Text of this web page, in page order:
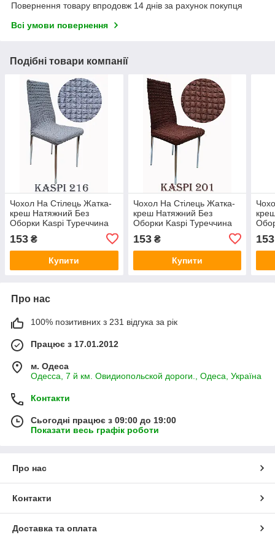
Повернення товару впродовж 14 днів за рахунок покупця
Всі умови повернення
Подібні товари компанії
Чохол На Стілець Жатка-
креш Натяжний Без
Оборки Kaspi Туреччина
153 ₴
Купити
Чохол На Стілець Жатка-
креш Натяжний Без
Оборки Kaspi Туреччина
153₴
Купити
153
Про нас
100% позитивних з 231 відгука за рік
Працює з 17.01.2012
м. Одеса
Одесса, 7 й км. Овидиопольской дороги., Одеса, Україна
Контакти
Сьогодні працює з 09:00 до 19:00
Показати весь графік роботи
Про нас
Контакти
Доставка та оплата